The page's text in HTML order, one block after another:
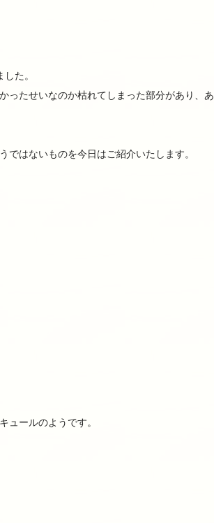
た。
ったせいなのか枯れてしまった部分があり、あ
はないものを今日はご紹介いたします。
ュールのようです。